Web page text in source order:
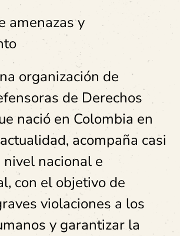
amenazas y
organización de
de Derechos
nació en Colombia en
acompaña casi
nivel nacional e
con el objetivo de
violaciones a los
y garantizar la